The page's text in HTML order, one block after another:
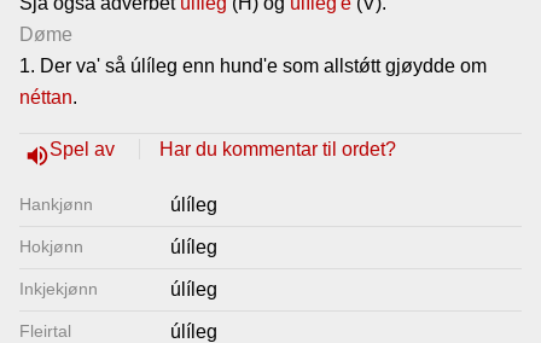
Døme
1. Der va' så úlíleg enn hund'e som allstǿtt gjøydde om
néttan.
volume_upSpel av Har du kommentar til ordet?
Hankjønn úlíleg
Hokjønn úlíleg
Inkjekjønn úlíleg
Fleirtal úlíleg
Nyhende
Lenkjer
Kontakt
oss